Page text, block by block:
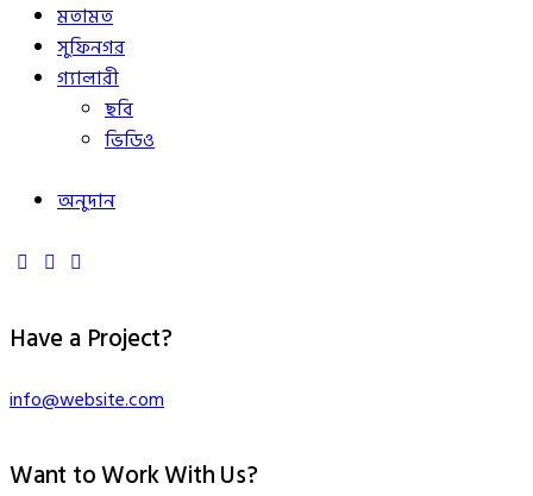
মতামত
সুফিনগর
গ্যালারী
ছবি
ভিডিও
অনুদান
Have a Project?
info@website.com
Want to Work With Us?